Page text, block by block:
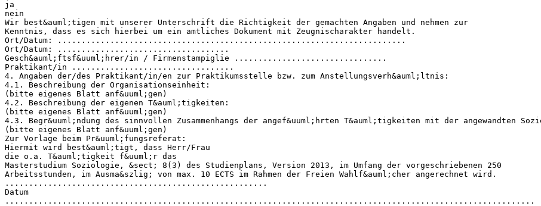
ja
nein
Wir best&auml;tigen mit unserer Unterschrift die Richtigkeit der gemachten Angaben und nehmen zur
Kenntnis, dass es sich hierbei um ein amtliches Dokument mit Zeugnischarakter handelt.
Ort/Datum: .........................................................................
Ort/Datum: ....................................
Gesch&auml;ftsf&uuml;hrer/in / Firmenstampiglie ................................
Praktikant/in ..................................
4. Angaben der/des Praktikant/in/en zur Praktikumsstelle bzw. zum Anstellungsverh&auml;ltnis:
4.1. Beschreibung der Organisationseinheit:
(bitte eigenes Blatt anf&uuml;gen)
4.2. Beschreibung der eigenen T&auml;tigkeiten:
(bitte eigenes Blatt anf&uuml;gen)
4.3. Begr&uuml;ndung des sinnvollen Zusammenhangs der angef&uuml;hrten T&auml;tigkeiten mit der angewandten
(bitte eigenes Blatt anf&uuml;gen)
Zur Vorlage beim Pr&uuml;fungsreferat:
Hiermit wird best&auml;tigt, dass Herr/Frau
die o.a. T&auml;tigkeit f&uuml;r das
Masterstudium Soziologie, &sect; 8(3) des Studienplans, Version 2013, im Umfang der vorgeschriebenen 250
Arbeitsstunden, im Ausma&szlig; von max. 10 ECTS im Rahmen der Freien Wahlf&auml;cher angerechnet wird.
.......................................................
Datum
...............................................................................................................